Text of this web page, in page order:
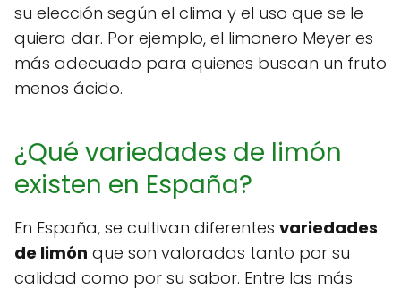
su elección según el clima y el uso que se le
quiera dar. Por ejemplo, el limonero Meyer es
más adecuado para quienes buscan un fruto
menos ácido.
¿Qué variedades de limón
existen en España?
En España, se cultivan diferentes variedades
de limón que son valoradas tanto por su
calidad como por su sabor. Entre las más